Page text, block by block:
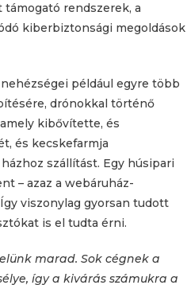
rendszerek, a
kiberbiztonsági megoldások
például egyre több
drónokkal történő
kibővítette, és
és kecskefarmja
szállítást. Egy húsipari
– azaz a webáruház-
viszonylag gyorsan tudott
is el tudta érni.
marad. Sok cégnek a
így a kivárás számukra a